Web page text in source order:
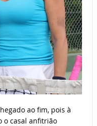
ao fim, pois à
o casal anfitrião